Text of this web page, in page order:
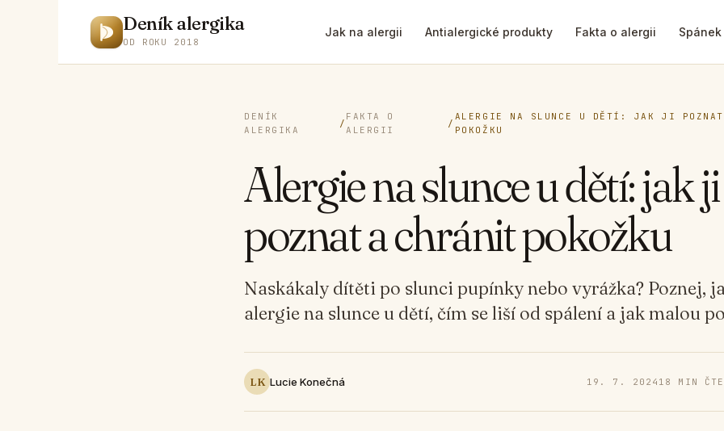
Deník alergika
OD ROKU 2018
Jak na alergii Antialergické produkty Fakta o alergii Spánek
DENÍK
ALERGIKA
/
FAKTA O
ALERGII
/
ALERGIE NA SLUNCE U DĚTÍ: JAK JI
POKOŽKU
Alergie na slunce u dětí: jak ji
poznat a chránit pokožku
Naskákaly dítěti po slunci pupínky nebo vyrážka? Poznej,
alergie na slunce u dětí, čím se liší od spálení a jak malou
LK Lucie Konečná 19. 7. 2024 18 MIN